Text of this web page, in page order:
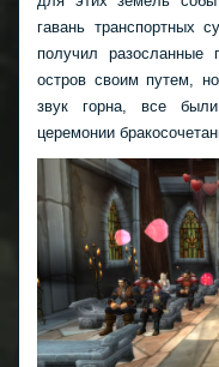
гавань транспортных
получил разосланные
остров своим путем,
звук горна, все
церемонии